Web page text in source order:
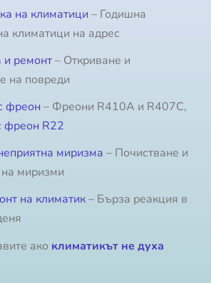
на климатици – Годишна
климатици на адрес
и ремонт– Откриване и
на повреди
фреон – Фреони R410A и R407C,
фреон R22
миризма – Почистване и
миризми
на климатик– Бърза реакция в
ако климатикът не духа